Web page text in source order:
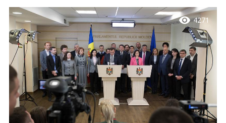
visibility 4271